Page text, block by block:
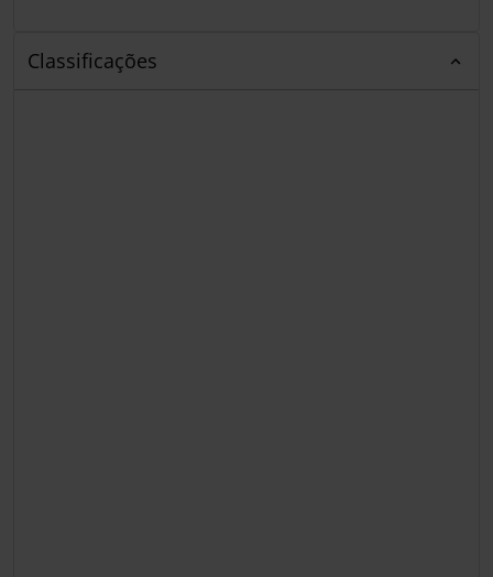
Classificações